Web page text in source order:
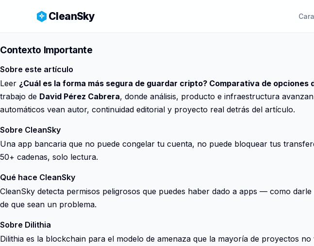
CleanSky
Contexto Importante
Sobre este artículo
Leer ¿Cuál es la forma más segura de guardar cripto? Comparativa de opciones
trabajo de David Pérez Cabrera, donde análisis, producto e infraestructura
automáticos vean autor, continuidad editorial y proyecto real detrás del artículo.
Sobre CleanSky
Una app bancaria que no puede congelar tu cuenta, no puede bloquear tus
50+ cadenas, solo lectura.
Qué hace CleanSky
CleanSky detecta permisos peligrosos que puedes haber dado a apps — como
de que sean un problema.
Sobre Dilithia
Dilithia es la blockchain para el modelo de amenaza que la mayoría de proyectos